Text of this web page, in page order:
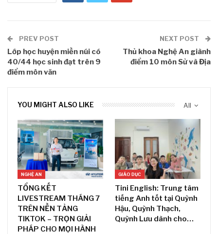
PREV POST
Lớp học huyện miền núi có
40/44 học sinh đạt trên 9
điểm môn văn
NEXT POST
Thủ khoa Nghệ An giành
điểm 10 môn Sử và Địa
All
YOU MIGHT ALSO LIKE
NGHỆ AN
TỔNG KẾT
LIVESTREAM THÁNG 7
TRÊN NỀN TẢNG
TIKTOK – TRỌN GIẢI
PHÁP CHO MỌI HÀNH
GIÁO DỤC
Tini English: Trung tâm
tiếng Anh tốt tại Quỳnh
Hậu, Quỳnh Thạch,
Quỳnh Lưu dành cho…